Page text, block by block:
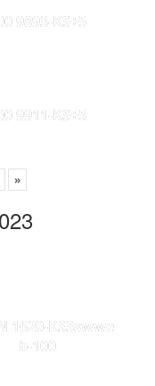
9893-KS+5
9911-KS+5
»
1620-KS3swwe
b-100